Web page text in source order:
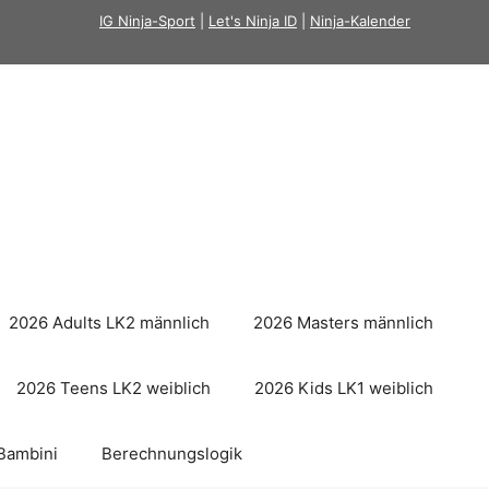
IG Ninja-Sport Let's Ninja ID Ninja-Kalender
2026 Adults LK2 männlich 2026 Masters männlich
2026 Teens LK2 weiblich 2026 Kids LK1 weiblich
Berechnungslogik